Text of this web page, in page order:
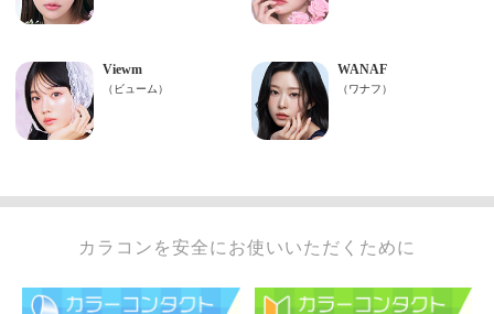
カラコンを安全にお使いいただくために